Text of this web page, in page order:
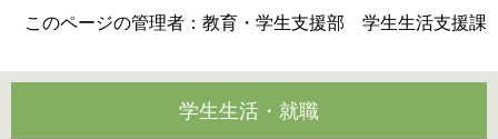
このページの管理者：教育・学生支援部 学生生活支援課
学生生活・就職